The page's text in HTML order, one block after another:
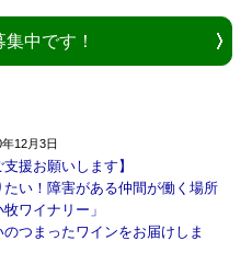
中です！
12月3日
支援お願いします】
たい！障害がある仲間が働く場所
牧ワイナリー」
のつまったワインをお届けしま